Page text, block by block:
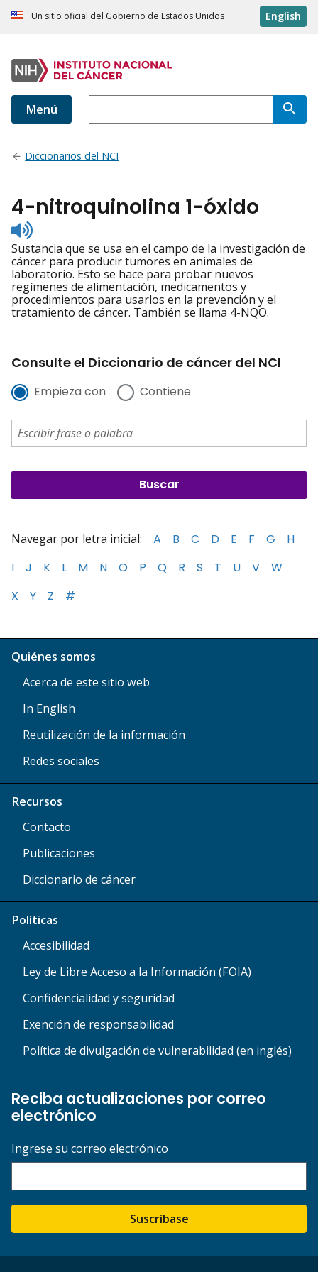
Un sitio oficial del Gobierno de Estados Unidos English
Menú
Diccionarios del NCI
4-nitroquinolina 1-óxido
Listen
to
pronunciation
Sustancia que se usa en el campo de la investigación de
cáncer para producir tumores en animales de
laboratorio. Esto se hace para probar nuevos
regímenes de alimentación, medicamentos y
procedimientos para usarlos en la prevención y el
tratamiento de cáncer. También se llama 4-NQO.
Consulte el Diccionario de cáncer del NCI
Empieza con Contiene
Navegar por letra inicial: A B C D E F G
H
I
J K L M N O P Q R S T U V
W
X
Y Z #
Quiénes somos
Acerca de este sitio web
In English
Reutilización de la información
Redes sociales
Recursos
Contacto
Publicaciones
Diccionario de cáncer
Políticas
Accesibilidad
Ley de Libre Acceso a la Información (FOIA)
Confidencialidad y seguridad
Exención de responsabilidad
Política de divulgación de vulnerabilidad (en inglés)
Reciba actualizaciones por correo
electrónico
Ingrese su correo electrónico
Suscríbase